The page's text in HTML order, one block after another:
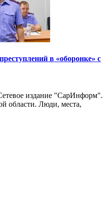
в «оборонке» с
издание "СарИнформ".
области. Люди, места,